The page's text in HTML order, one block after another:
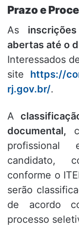
Prazo e
As
abertas até o
Interessados
site https://
rj.gov.br/.
A
documental,
candidato,
conforme o
serão
de acordo
processo